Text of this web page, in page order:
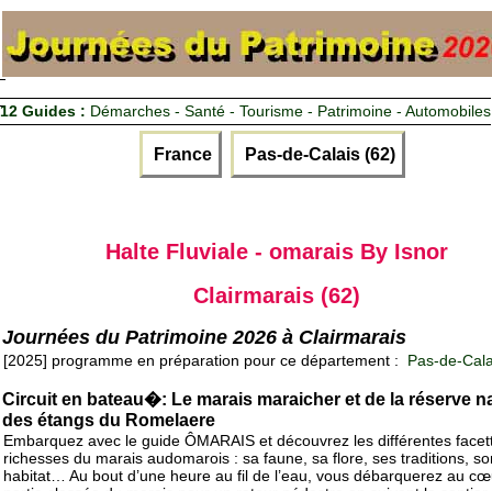
12 Guides : Démarches - Santé - Tourisme - Patrimoine - Automobiles
France Pas-de-Calais (62)
Halte Fluviale - omarais By Isnor
Clairmarais (62)
Journées du Patrimoine 2026 à Clairmarais
[2025] programme en préparation pour ce département : Pas-de-
Circuit en bateau�: Le marais maraicher et de la réserve
des étangs du Romelaere
Embarquez avec le guide ÔMARAIS et découvrez les différentes
richesses du marais audomarois : sa faune, sa flore, ses traditions,
habitat… Au bout d’une heure au fil de l’eau, vous débarquerez au